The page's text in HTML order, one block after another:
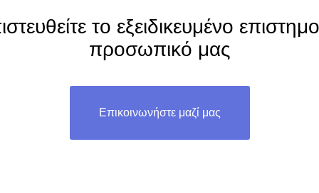
το εξειδικευμένο
προσωπικό μας
Επικοινωνήστε μαζί μας